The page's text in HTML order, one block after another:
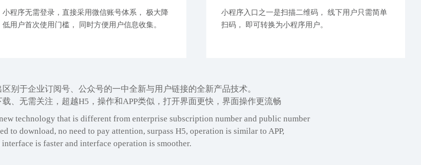
小程序无需登录，直接采用微信账号体系， 极大降
低用户首次使用门槛， 同时方便用户信息收集。
小程序入口之一是扫描二维码， 线下用户只需简单
扫码， 即可转换为小程序用户。
别于企业订阅号、公众号的一中全新与用户链接的全新产品技术。
、无需关注，超越H5，操作和APP类似，打开界面更快，界面操作更流畅
technology that is different from enterprise subscription number and public number
to download, no need to pay attention, surpass H5, operation is similar to APP,
interface is faster and interface operation is smoother.